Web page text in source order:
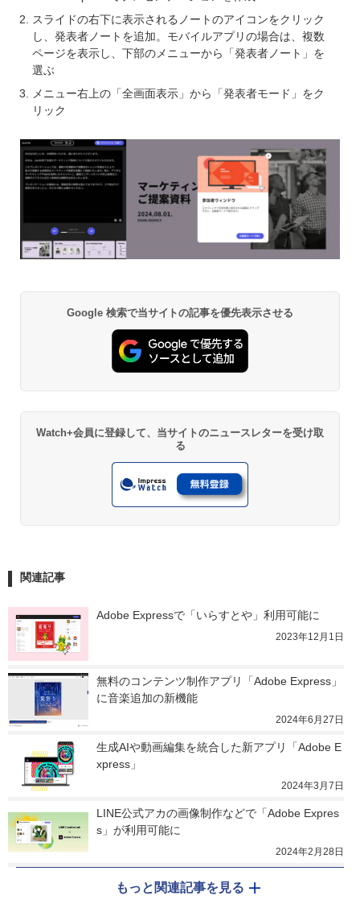
スライドの右下に表示されるノートのアイコンをクリック
し、発表者ノートを追加。モバイルアプリの場合は、複数
ページを表示し、下部のメニューから「発表者ノート」を
選ぶ
メニュー右上の「全画面表示」から「発表者モード」をク
リック
Google 検索で当サイトの記事を優先表示させる
Watch+会員に登録して、当サイトのニュースレターを受け取
る
関連記事
Adobe Expressで「いらすとや」利用可能に
2023年12月1日
無料のコンテンツ制作アプリ「Adobe Express」
に音楽追加の新機能
2024年6月27日
生成AIや動画編集を統合した新アプリ「Adobe E
xpress」
2024年3月7日
LINE公式アカの画像制作などで「Adobe Expres
s」が利用可能に
2024年2月28日
もっと関連記事を見る